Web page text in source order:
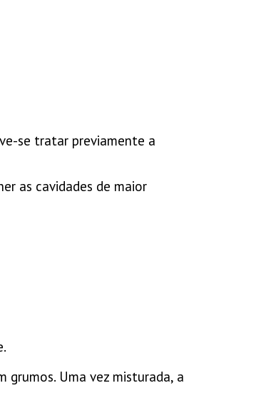
se tratar previamente a
as cavidades de maior
Uma vez misturada, a